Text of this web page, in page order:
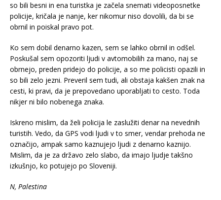
so bili besni in ena turistka je začela snemati videoposnetke
policije, kričala je nanje, ker nikomur niso dovolili, da bi se
obrnil in poiskal pravo pot.
Ko sem dobil denarno kazen, sem se lahko obrnil in odšel.
Poskušal sem opozoriti ljudi v avtomobilih za mano, naj se
obrnejo, preden pridejo do policije, a so me policisti opazili in
so bili zelo jezni. Preveril sem tudi, ali obstaja kakšen znak na
cesti, ki pravi, da je prepovedano uporabljati to cesto. Toda
nikjer ni bilo nobenega znaka.
Iskreno mislim, da želi policija le zaslužiti denar na nevednih
turistih. Vedo, da GPS vodi ljudi v to smer, vendar prehoda ne
označijo, ampak samo kaznujejo ljudi z denarno kaznijo.
Mislim, da je za državo zelo slabo, da imajo ljudje takšno
izkušnjo, ko potujejo po Sloveniji.
N, Palestina